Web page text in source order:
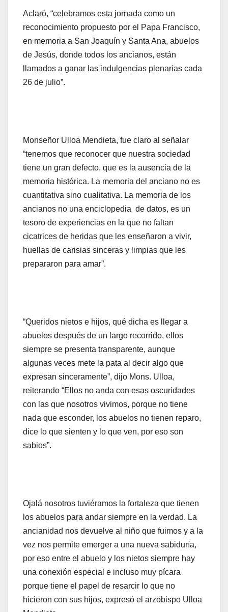
Aclaró, “celebramos esta jornada como un
reconocimiento propuesto por el Papa Francisco,
en memoria a San Joaquín y Santa Ana, abuelos
de Jesús, donde todos los ancianos, están
llamados a ganar las indulgencias plenarias cada
26 de julio”.
Monseñor Ulloa Mendieta, fue claro al señalar
“tenemos que reconocer que nuestra sociedad
tiene un gran defecto, que es la ausencia de la
memoria histórica. La memoria del anciano no es
cuantitativa sino cualitativa. La memoria de los
ancianos no una enciclopedia de datos, es un
tesoro de experiencias en la que no faltan
cicatrices de heridas que les enseñaron a vivir,
huellas de carisias sinceras y limpias que les
prepararon para amar”.
“Queridos nietos e hijos, qué dicha es llegar a
abuelos después de un largo recorrido, ellos
siempre se presenta transparente, aunque
algunas veces mete la pata al decir algo que
expresan sinceramente”, dijo Mons. Ulloa,
reiterando “Ellos no anda con esas oscuridades
con las que nosotros vivimos, porque no tiene
nada que esconder, los abuelos no tienen reparo,
dice lo que sienten y lo que ven, por eso son
sabios”.
Ojalá nosotros tuviéramos la fortaleza que tienen
los abuelos para andar siempre en la verdad. La
ancianidad nos devuelve al niño que fuimos y a la
vez nos permite emerger a una nueva sabiduría,
por eso entre el abuelo y los nietos siempre hay
una conexión especial e incluso muy pícara
porque tiene el papel de resarcir lo que no
hicieron con sus hijos, expresó el arzobispo Ulloa